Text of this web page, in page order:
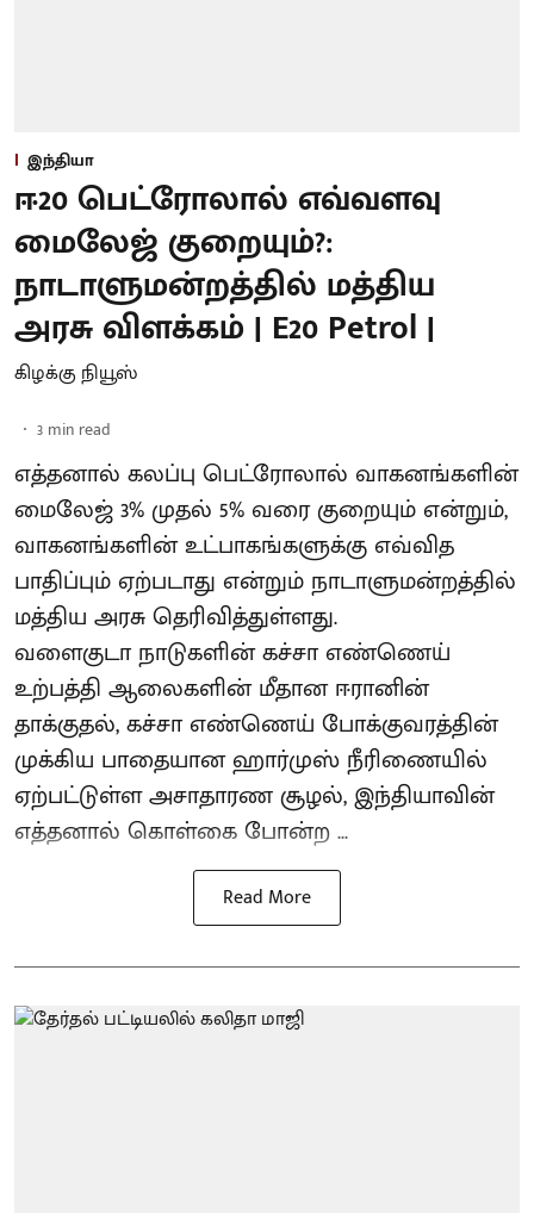
இந்தியா
ஈ20 பெட்ரோலால் எவ்வளவு
மைலேஜ் குறையும்?:
நாடாளுமன்றத்தில் மத்திய
அரசு விளக்கம் | E20 Petrol |
கிழக்கு நியூஸ்
3 min read
எத்தனால் கலப்பு பெட்ரோலால் வாகனங்களின்
மைலேஜ் 3% முதல் 5% வரை குறையும் என்றும்,
வாகனங்களின் உட்பாகங்களுக்கு எவ்வித
பாதிப்பும் ஏற்படாது என்றும் நாடாளுமன்றத்தில்
மத்திய அரசு தெரிவித்துள்ளது.
வளைகுடா நாடுகளின் கச்சா எண்ணெய்
உற்பத்தி ஆலைகளின் மீதான ஈரானின்
தாக்குதல், கச்சா எண்ணெய் போக்குவரத்தின்
முக்கிய பாதையான ஹார்முஸ் நீரிணையில்
ஏற்பட்டுள்ள அசாதாரண சூழல், இந்தியாவின்
எத்தனால் கொள்கை போன்ற ...
Read More